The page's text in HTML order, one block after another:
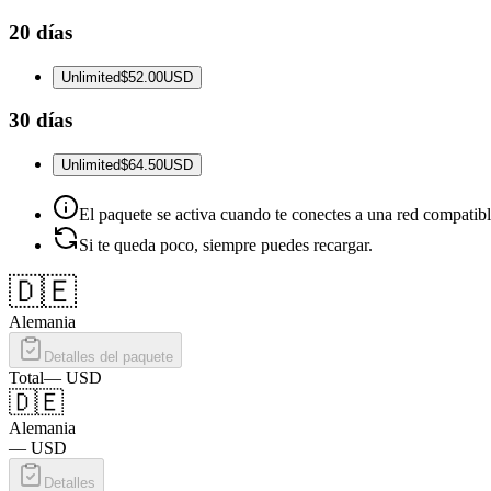
20 días
Unlimited$52.00USD
30 días
Unlimited$64.50USD
El paquete se activa cuando te conectes a una red
Si te queda poco, siempre puedes recargar.
🇩🇪
Alemania
Detalles del paquete
Total— USD
🇩🇪
Alemania
— USD
Detalles